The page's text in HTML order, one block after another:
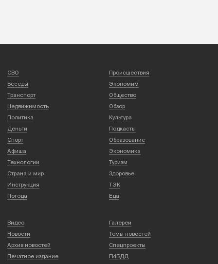
СВО
Происшествия
Беседы
Экономим
Транспорт
Общество
Недвижимость
Обзор
Политика
Культура
Деньги
Подкасты
Спорт
Образование
Афиша
Экономика
Технологии
Туризм
Страна и мир
Здоровье
Инструкция
ТЭК
Погода
Еда
Видео
Галереи
Новости
Темы новостей
Архив новостей
Спецпроекты
Печатное издание
ГИБДД